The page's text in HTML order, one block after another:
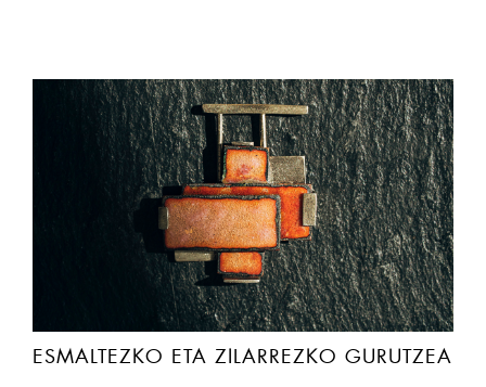
ESMALTEZKO ETA ZILARREZKO GURUTZEA